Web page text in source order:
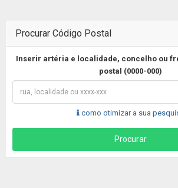
Procurar Código Postal
Inserir artéria e localidade, concelho ou
postal (0000-000)
como otimizar a sua